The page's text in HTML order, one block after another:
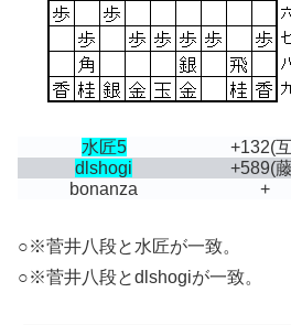
水匠5 +132(
dlshogi
+589(
bonanza
+
○※菅井八段と水匠が一致。
○※菅井八段とdlshogiが一致。